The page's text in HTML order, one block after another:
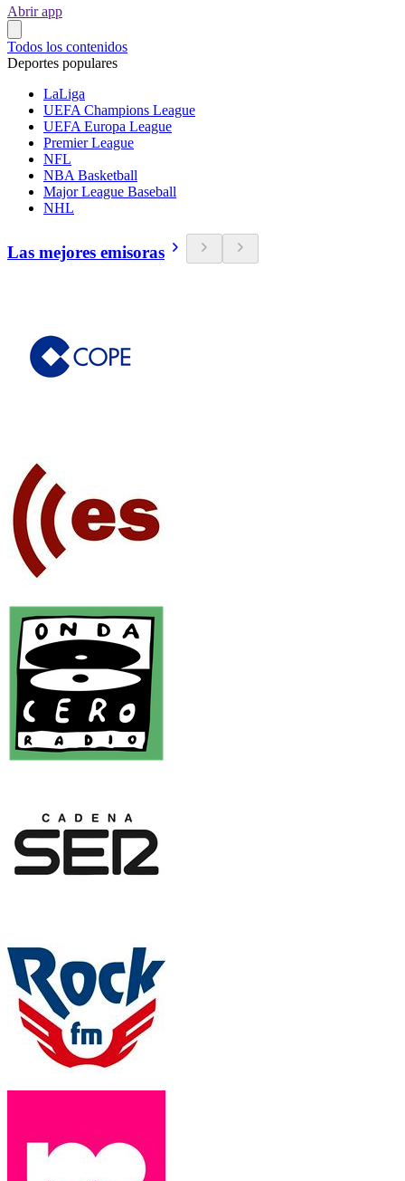
Abrir app
Todos los contenidos
Deportes populares
LaLiga
UEFA Champions League
UEFA Europa League
Premier League
NFL
NBA Basketball
Major League Baseball
NHL
Las mejores emisoras